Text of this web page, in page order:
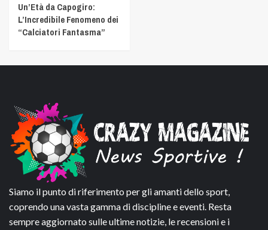
Un’Età da Capogiro:
L’Incredibile Fenomeno dei
“Calciatori Fantasma”
Siamo il punto di riferimento per gli amanti dello sport,
coprendo una vasta gamma di discipline e eventi. Resta
sempre aggiornato sulle ultime notizie, le recensioni e i